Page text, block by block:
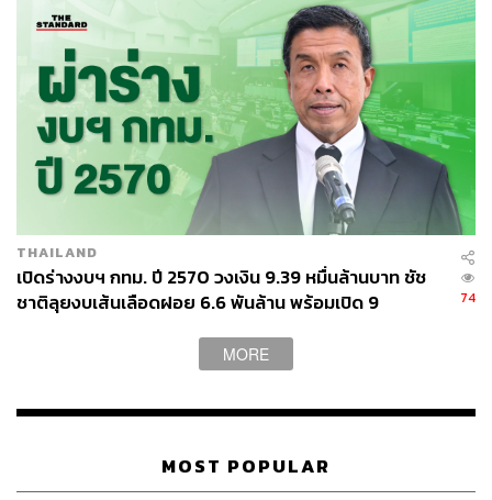
เฉพาะตอนกลางคืน และข้อสุดท้ายคือพฤติกรรมของผู้ขับขี่
พอสภาพแวดล้อมไม่มีระบบแจ้งเตือนและทัศนวิสัยไม่ดี
คนใช้ถนนก็มักจะไม่ทันสังเกตเห็นรถไฟและขาดความ
ระมัดระวังก่อนที่จะขับรถข้ามทางไป
จุดตัดอโศก-มักกะสัน กับดักคอขวดใจกลางเมือง
ในเขตกรุงเทพมหานครมีจุดตัดบนถนนสายหลักหลายแห่งที่
กลายเป็นคอขวดและเสี่ยงเกิดอุบัติเหตุสูง เพราะเมืองขยายตัว
เร็วแต่ผังเมืองไม่รองรับปริมาณรถยนต์ โดยมี 4 จุดตัดหลักที่
ต้องเฝ้าระวังคือ ถนนอโศก-ดินแดง (มักกะสัน), ถนนพระราม
6, ถนนพญาไท และถนนราชปรารภ
สำหรับจุดตัดทางรถไฟอโศก ตรงถนนอโศก-ดินแดง ถูก
กรุงเทพฯ เนื่องจากสาเหตุหลัก 4 ประการ
THAILAND
เปิดร่างงบฯ กทม. ปี 2570 วงเงิน 9.39 หมื่นล้านบาท ชัช
ชาติลุยงบเส้นเลือดฝอย 6.6 พันล้าน พร้อมเปิด 9
74
MORE
MOST POPULAR